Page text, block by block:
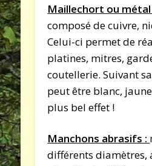
Maillechort ou métal
composé de cuivre,
Celui-ci permet de
platines, mitres,
coutellerie. Suivant
peut être blanc,
plus bel effet !
Manchons abrasifs :
différents diamètres,